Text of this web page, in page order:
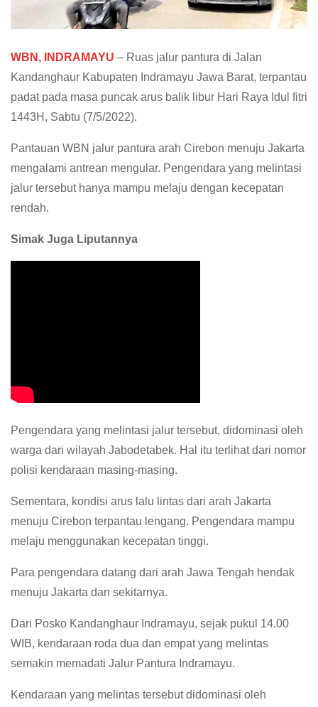
WBN, INDRAMAYU – Ruas jalur pantura di Jalan
Kandanghaur Kabupaten Indramayu Jawa Barat, terpantau
padat pada masa puncak arus balik libur Hari Raya Idul fitri
1443H, Sabtu (7/5/2022).
Pantauan WBN jalur pantura arah Cirebon menuju Jakarta
mengalami antrean mengular. Pengendara yang melintasi
jalur tersebut hanya mampu melaju dengan kecepatan
rendah.
Simak Juga Liputannya
Pengendara yang melintasi jalur tersebut, didominasi oleh
warga dari wilayah Jabodetabek. Hal itu terlihat dari nomor
polisi kendaraan masing-masing.
Sementara, kondisi arus lalu lintas dari arah Jakarta
menuju Cirebon terpantau lengang. Pengendara mampu
melaju menggunakan kecepatan tinggi.
Para pengendara datang dari arah Jawa Tengah hendak
menuju Jakarta dan sekitarnya.
Dari Posko Kandanghaur Indramayu, sejak pukul 14.00
WIB, kendaraan roda dua dan empat yang melintas
semakin memadati Jalur Pantura Indramayu.
Kendaraan yang melintas tersebut didominasi oleh